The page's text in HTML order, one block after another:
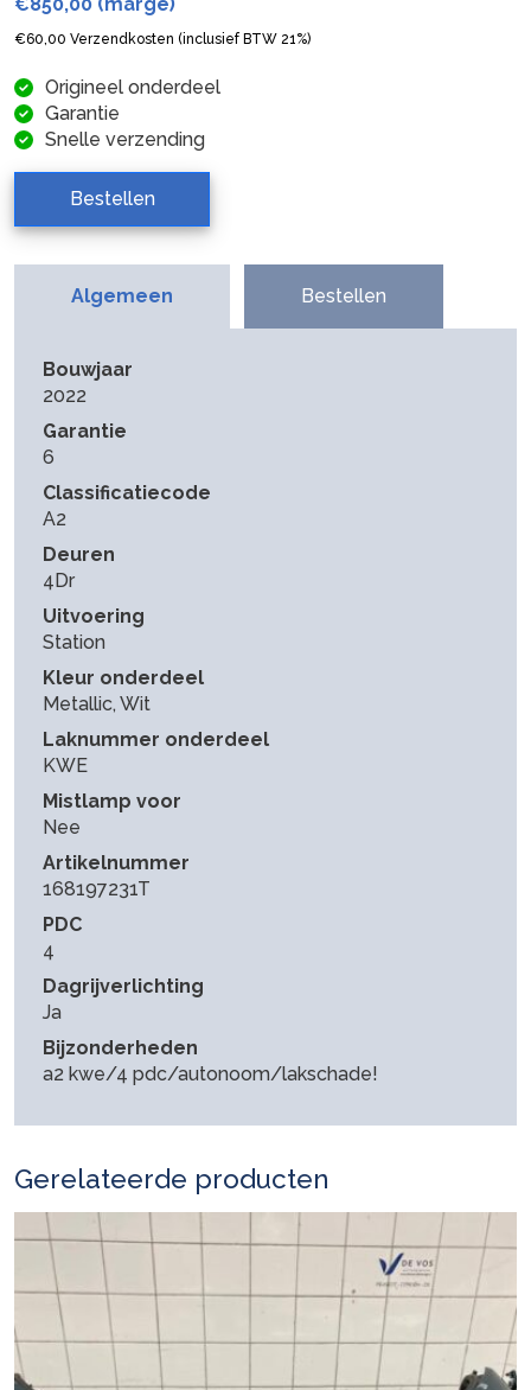
€60,00 Verzendkosten (inclusief BTW 21%)
Origineel onderdeel
Garantie
Snelle verzending
Bestellen
Algemeen Bestellen
Bouwjaar
2022
Garantie
6
Classificatiecode
A2
Deuren
4Dr
Uitvoering
Station
Kleur onderdeel
Metallic, Wit
Laknummer onderdeel
KWE
Mistlamp voor
Nee
Artikelnummer
168197231T
PDC
4
Dagrijverlichting
Ja
Bijzonderheden
a2 kwe/4 pdc/autonoom/lakschade!
Gerelateerde producten